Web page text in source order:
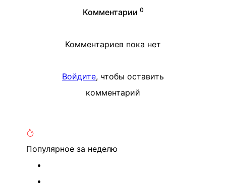
Комментарии 0
Комментариев пока нет
Войдите, чтобы оставить
комментарий
Популярное за неделю